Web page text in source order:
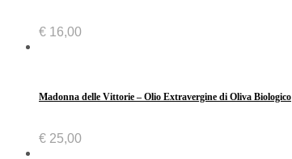
€ 16,00
Madonna delle Vittorie – Olio Extravergine di Oliva Biologico
€ 25,00